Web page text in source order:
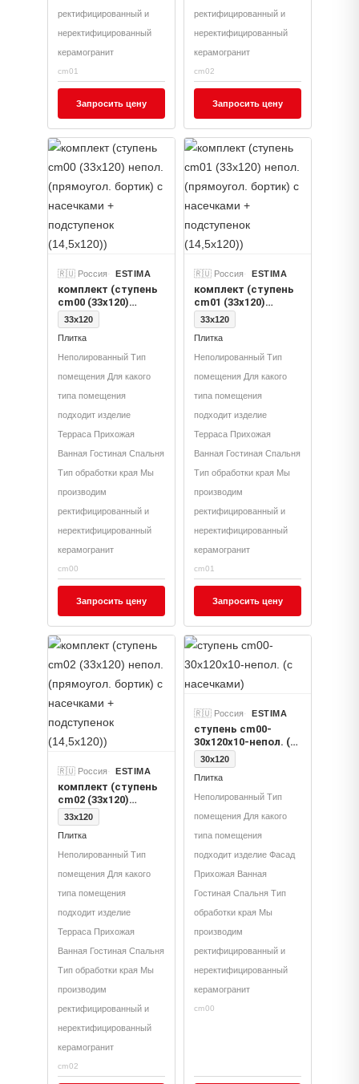
ректифицированный и
неректифицированный
керамогранит
cm01
Запросить цену
ректифицированный и
неректифицированный
керамогранит
cm02
Запросить цену
🇷🇺 Россия ESTIMA
комплект (ступень
cm00 (33x120)
непол. (прямоугол.
бортик) с
насечками +
подступенок
33x120
Плитка
Неполированный Тип
помещения Для какого
типа помещения
подходит изделие
Терраса Прихожая
Ванная Гостиная Спальня
Тип обработки края Мы
производим
ректифицированный и
неректифицированный
керамогранит
cm00
Запросить цену
🇷🇺 Россия ESTIMA
комплект (ступень
cm01 (33x120)
непол. (прямоугол.
бортик) с
насечками +
подступенок
33x120
Плитка
Неполированный Тип
помещения Для какого
типа помещения
подходит изделие
Терраса Прихожая
Ванная Гостиная Спальня
Тип обработки края Мы
производим
ректифицированный и
неректифицированный
керамогранит
cm01
Запросить цену
🇷🇺 Россия ESTIMA
комплект (ступень
cm02 (33x120)
непол. (прямоугол.
бортик) с
насечками +
подступенок
33x120
Плитка
Неполированный Тип
помещения Для какого
типа помещения
подходит изделие
Терраса Прихожая
Ванная Гостиная Спальня
Тип обработки края Мы
производим
ректифицированный и
неректифицированный
керамогранит
cm02
🇷🇺 Россия ESTIMA
ступень cm00-
30x120x10-непол. (с
насечками)
30x120
Плитка
Неполированный Тип
помещения Для какого
типа помещения
подходит изделие Фасад
Прихожая Ванная
Гостиная Спальня Тип
обработки края Мы
производим
ректифицированный и
неректифицированный
керамогранит
cm00